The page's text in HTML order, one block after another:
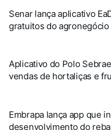
Senar lança aplicativo
gratuitos do agronegócio
Aplicativo do Polo
vendas de hortaliças e
Embrapa lança app que
desenvolvimento do